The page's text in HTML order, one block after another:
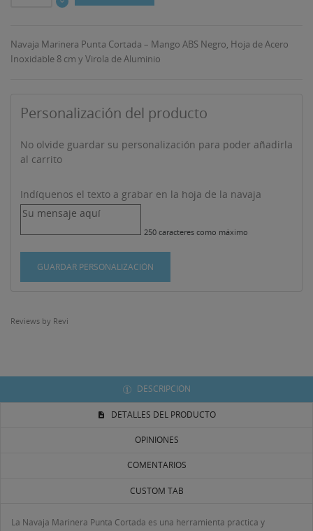
Navaja Marinera Punta Cortada – Mango ABS Negro, Hoja de Acero
Inoxidable 8 cm y Virola de Aluminio
Personalización del producto
No olvide guardar su personalización para poder añadirla
al carrito
Indíquenos el texto a grabar en la hoja de la navaja
250 caracteres como máximo
GUARDAR PERSONALIZACIÓN
Reviews by Revi
DESCRIPCIÓN
DETALLES DEL PRODUCTO
OPINIONES
COMENTARIOS
CUSTOM TAB
La Navaja Marinera Punta Cortada es una herramienta práctica y